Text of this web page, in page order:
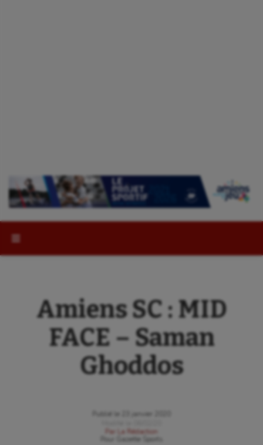
Amiens SC : MID
FACE – Saman
Ghoddos
Publié le
23 janvier 2020
Par
La Rédaction
Gazette Sports